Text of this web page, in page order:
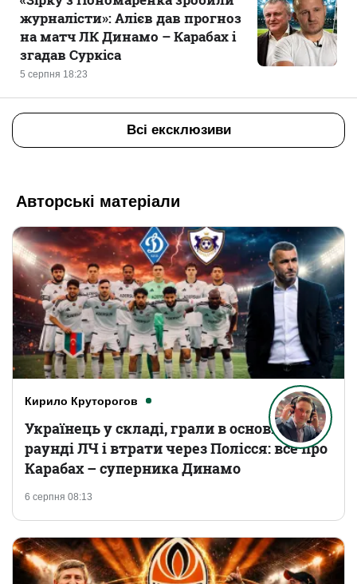
5 серпня 18:23
журналісти»: Алієв дав прогноз
на матч ЛК Динамо – Карабах і
згадав Суркіса
Всі ексклюзиви
Авторські матеріали
Кирило Круторогов
6 серпня 08:13
Українець у складі, грали в основному
раунді ЛЧ і втрати через Полісся: все про
Карабах – суперника Динамо